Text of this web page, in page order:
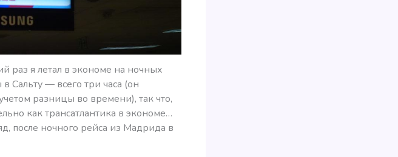
раз я летал в экономе на ночных
Сальту — всего три часа (он
разницы во времени), так что,
как трансатлантика в экономе…
после ночного рейса из Мадрида в